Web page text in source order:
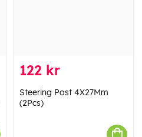
122 kr
Steering Post 4X27Mm
(2Pcs)